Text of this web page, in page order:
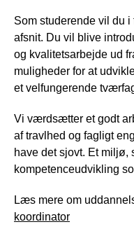
Som studerende vil du
afsnit. Du vil blive
og kvalitetsarbejde ud
muligheder for at
et velfungerende
Vi værdsætter et godt
af travlhed og fagligt
have det sjovt. Et
kompetenceudvikling
Læs mere om
koordinator